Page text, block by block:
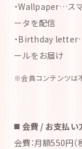
・Wallpaper…ス
ータを配信
・Birthday
ールをお届け
※会員コンテンツは
◼️ 会費 / お支払い
会費：月額550円（